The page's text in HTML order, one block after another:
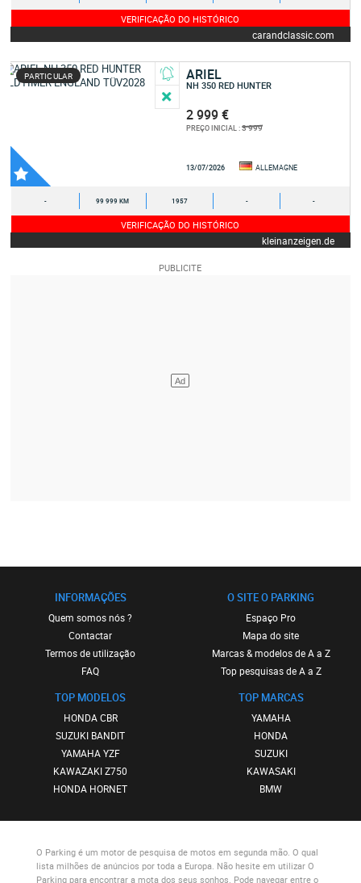
VERIFICAÇÃO DO HISTÓRICO
carandclassic.com
PARTICULAR ARIEL
NH 350 RED HUNTER
2 999 €
PREÇO INICIAL :3 999
13/07/2026 ALLEMAGNE
- 99 999 KM 1957 - -
VERIFICAÇÃO DO HISTÓRICO
kleinanzeigen.de
INFORMAÇÕES
Quem somos nós ?
Contactar
Termos de utilização
FAQ
TOP MODELOS
HONDA CBR
SUZUKI BANDIT
YAMAHA YZF
KAWAZAKI Z750
HONDA HORNET
O SITE O PARKING
Espaço Pro
Mapa do site
Marcas & modelos de A a Z
Top pesquisas de A a Z
TOP MARCAS
YAMAHA
HONDA
SUZUKI
KAWASAKI
BMW
O Parkingé um motor de pesquisa de motos em segunda mão. O qual
lista milhões de anúncios por toda a Europa. Não hesite em utilizar O
Parkingpara encontrar a mota dos seus sonhos. Pode navegar entre o